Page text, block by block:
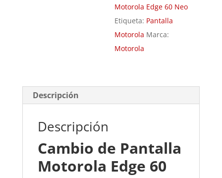
Motorola Edge 60 Neo
Etiqueta: Pantalla
Motorola Marca:
Motorola
Descripción
Descripción
Cambio de Pantalla
Motorola Edge 60